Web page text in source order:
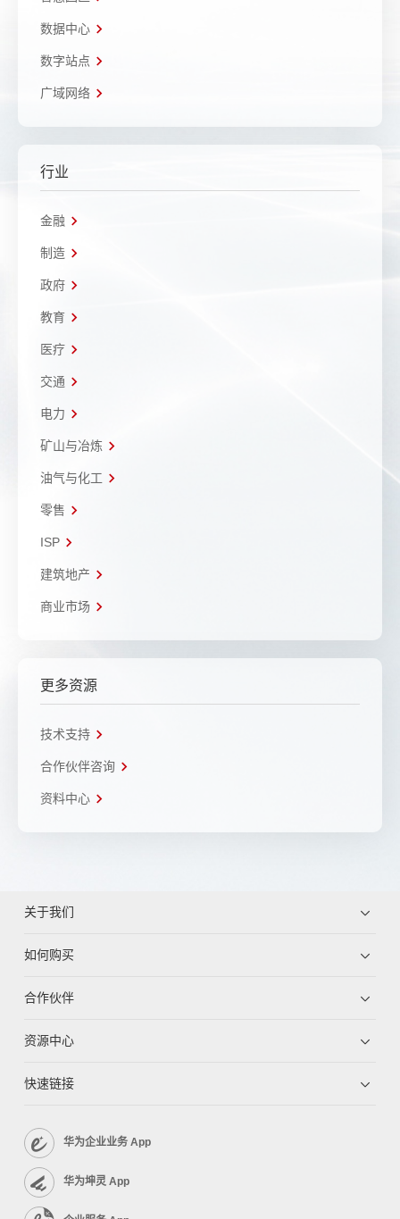
数据中心
数字站点
广域网络
行业
金融
制造
政府
教育
医疗
交通
电力
矿山与冶炼
油气与化工
零售
ISP
建筑地产
商业市场
更多资源
技术支持
合作伙伴咨询
资料中心
关于我们
如何购买
合作伙伴
资源中心
快速链接
华为企业业务 App
华为坤灵 App